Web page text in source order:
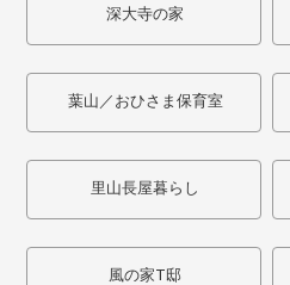
深大寺の家
葉山／おひさま保育室
里山長屋暮らし
風の家T邸